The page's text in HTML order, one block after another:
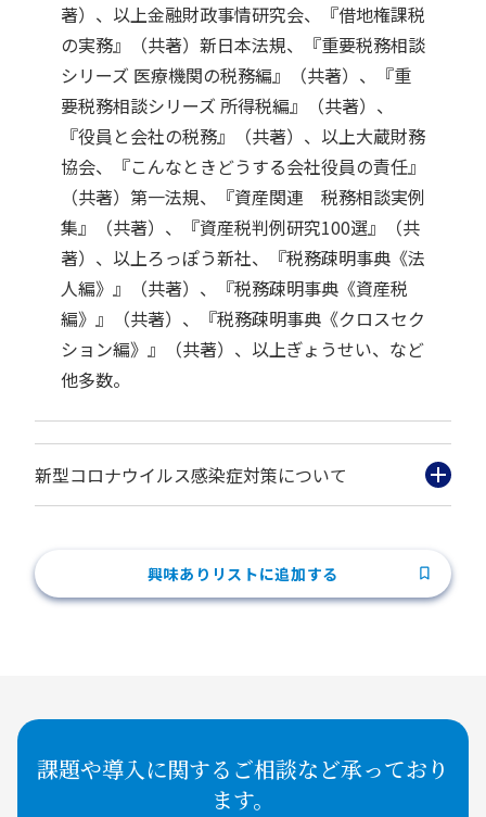
著）、以上金融財政事情研究会、『借地権課税
の実務』（共著）新日本法規、『重要税務相談
シリーズ 医療機関の税務編』（共著）、『重
要税務相談シリーズ 所得税編』（共著）、
『役員と会社の税務』（共著）、以上大蔵財務
協会、『こんなときどうする会社役員の責任』
（共著）第一法規、『資産関連 税務相談実例
集』（共著）、『資産税判例研究100選』（共
著）、以上ろっぽう新社、『税務疎明事典《法
人編》』（共著）、『税務疎明事典《資産税
編》』（共著）、『税務疎明事典《クロスセク
ション編》』（共著）、以上ぎょうせい、など
他多数。
新型コロナウイルス感染症対策について
興味ありリストに追加する
課題や導入に関するご相談など承っており
ます。